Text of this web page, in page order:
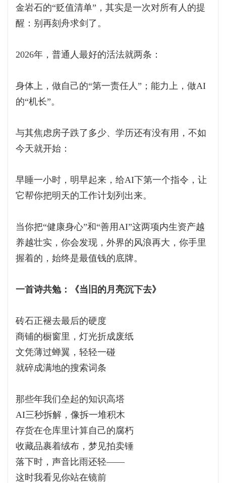
金岩石的“贬值清单”，其实是一次对所有人的提
醒：别再刻舟求剑了。
2026年，普通人最好的活法就两条：
身体上，做自己的“第一责任人”；能力上，做AI
的“机长”。
与其焦虑房子跌了多少、学历还有没有用，不如
今天就开始：
早睡一小时，明早起来，给AI下第一个指令，让
它帮你把明天的工作计划列出来。
当你把“健康身心”和“善用AI”这两项内生资产越
养越壮实，你会发现，外界的风浪再大，你手里
握着的，始终是最值钱的底牌。
一首诗共勉：《当旧的月亮沉下去》
砖石正褪去最后的硬度
商铺的橱窗里，灯光折成废纸
文凭薄过蝉翼，轻轻一碰
就碎成满地的搜索词条
那些年我们垒起的知识高塔
AI三秒拆解，像拆一堆积木
存货在仓库里计算自己的腐朽
收藏品裹着绒布，梦见拍卖锤
落下时，声音比雨还轻——
这时我看见你站在镜前